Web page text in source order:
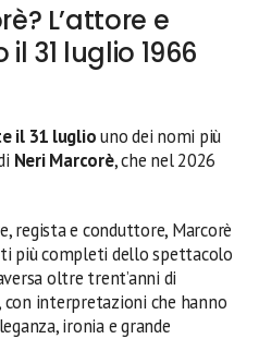
L’attore e
31 luglio 1966
il 31 lugliouno dei nomi più
Neri Marcorè, che nel 2026
regista e conduttore, Marcorè
più completi dello spettacolo
oltre trent’anni di
interpretazioni che hanno
ironia e grande